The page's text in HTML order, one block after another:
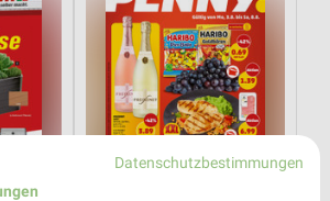
Datenschutzbestimmungen